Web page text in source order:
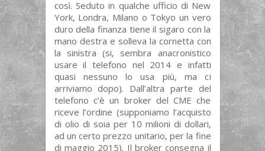
così. Seduto in qualche ufficio di New
York, Londra, Milano o Tokyo un vero
duro della finanza tiene il sigaro con la
mano destra e solleva la cornetta con
la sinistra (si, sembra anacronistico
usare il telefono nel 2014 e infatti
quasi nessuno lo usa più, ma ci
arriviamo dopo). Dall’altra parte del
telefono c’è un broker del CME che
riceve l’ordine (supponiamo l’acquisto
di olio di soia per 10 milioni di dollari,
ad un certo prezzo unitario, per la fine
di maggio 2015). Il broker consegna il